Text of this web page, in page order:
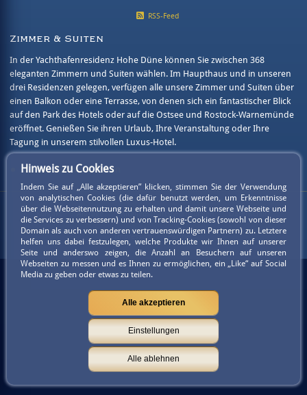
RSS-Feed
Zimmer & Suiten
In der Yachthafenresidenz Hohe Düne können Sie zwischen 368
eleganten Zimmern und Suiten wählen. Im Haupthaus und in unseren
drei Residenzen gelegen, verfügen alle unsere Zimmer und Suiten über
einen Balkon oder eine Terrasse, von denen sich ein fantastischer Blick
auf den Park des Hotels oder auf die Ostsee und Rostock-Warnemünde
eröffnet. Genießen Sie ihren Urlaub, Ihre Veranstaltung oder Ihre
Tagung in unserem stilvollen Luxus-Hotel.
Zu den Zimmer & Suiten
Kontakt Anfrage Mitgliedschaftsbedingungen Datenschutz
Impressum Partner
Hinweis zu Cookies
Indem Sie auf „Alle akzeptieren” klicken, stimmen Sie der Verwendung
von analytischen Cookies (die dafür benutzt werden, um Erkenntnisse
über die Webseitennutzung zu erhalten und damit unsere Webseite und
die Services zu verbessern) und von Tracking-Cookies (sowohl von dieser
Domain als auch von anderen vertrauenswürdigen Partnern) zu. Letztere
helfen uns dabei festzulegen, welche Produkte wir Ihnen auf unserer
Seite und anderswo zeigen, die Anzahl an Besuchern auf unseren
Webseiten zu messen und es Ihnen zu ermöglichen, ein „Like“ auf Social
Media zu geben oder etwas zu teilen.
Alle akzeptieren
Einstellungen
Alle ablehnen